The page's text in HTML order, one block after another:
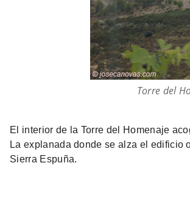
Torre del
El interior de la Torre del Homenaje
La explanada donde se alza el edificio
Sierra Espuña.